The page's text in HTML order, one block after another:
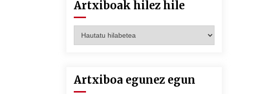
Artxiboak hilez hile
hilez
Artxiboa egunez egun